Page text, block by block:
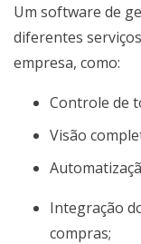
Um software de
diferentes
empresa, como:
Controle de
Visão
Integração
compras;